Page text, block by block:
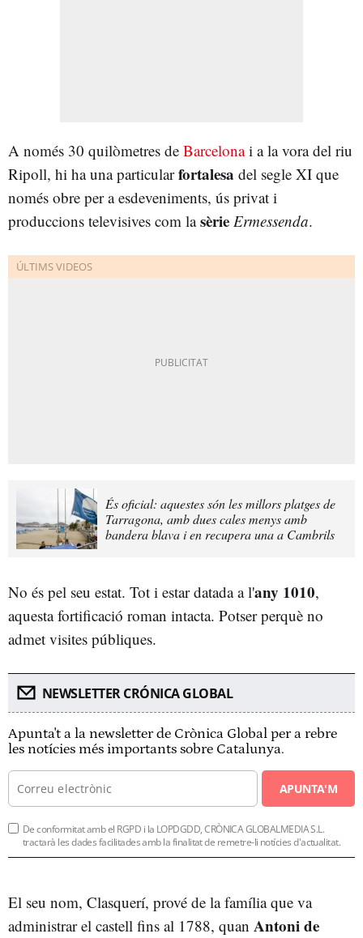
A només 30 quilòmetres de Barcelonai a la vora del riu
Ripoll, hi ha una particularfortalesa del segle XI que
només obre per a esdeveniments, ús privat i
produccions televisives com lasèrie Ermessenda.
És oficial: aquestes són les millors platges de
Tarragona, amb dues cales menys amb
bandera blava i en recupera una a Cambrils
No és pel seu estat. Tot i estar datada a l'any 1010,
aquesta fortificació roman intacta. Potser perquè no
admet visites públiques.
NEWSLETTER CRÓNICA GLOBAL
Apunta't a la newsletter de Crònica Global per a rebre
les notícies més importants sobre Catalunya.
APUNTA'M
De conformitat amb el RGPD i la LOPDGDD, CRÒNICA GLOBALMEDIA S.L.
tractarà les dades facilitades amb la finalitat de remetre-li notícies d'actualitat.
El seu nom, Clasquerí, prové de la família que va
administrar el castell fins al 1788, quan Antoni de